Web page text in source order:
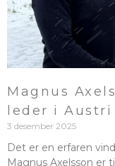
Magnus
leder i Austri
3 desember 2025
Det er en erfaren
Magnus Axelsson er